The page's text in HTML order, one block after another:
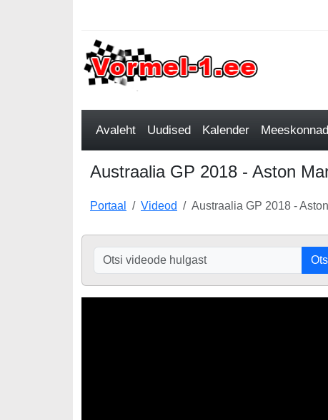
Avaleht Uudised Kalender
Austraalia GP 2018 - Aston
Portaal Videod Austraalia GP 2018 -